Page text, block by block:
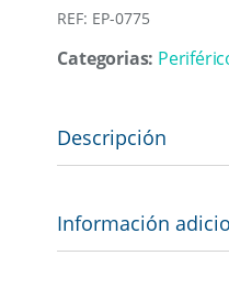
REF: EP-0775
Categorias:
Descripción
Información